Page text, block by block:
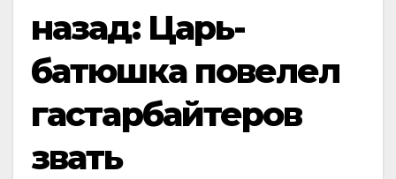
назад: Царь-
батюшка повелел
гастарбайтеров
звать